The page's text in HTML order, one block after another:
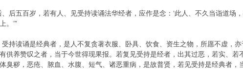
五百岁，若有人、见受持读诵法华经者，应作是念：‘此人、不久当诣道场
。’”
读诵是经典者，是人不复贪著衣服、卧具、饮食、资生之物，所愿不虚，
供养赞叹之者，当于今世得现果报。若复见受持是经者，出其过恶，若实、
臭秽，恶疮、脓血、水腹、短气、诸恶重病，是故普贤，若见受持是经典者，